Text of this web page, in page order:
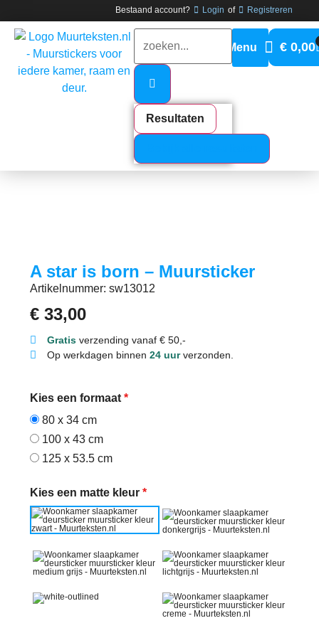
Bestaand account? Login of Registreren
Resultaten
€0,00
A star is born – Muursticker
Artikelnummer: sw13012
€ 33,00
Gratisverzending vanaf € 50,-
Op werkdagen binnen 24 uurverzonden.
Kies een formaat *
80 x 34 cm
100 x 43 cm
125 x 53.5 cm
Kies een matte kleur *